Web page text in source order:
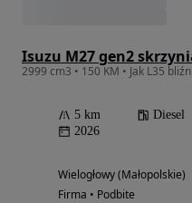
Isuzu M27 gen2
2999 cm3 • 150 KM • Jak L35
5 km Diesel
2026
Wielogłowy (Małopolskie)
Firma • Podbite